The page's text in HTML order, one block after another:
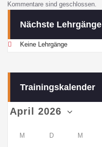
Kommentare sind geschlossen.
Nächste Lehrgänge
Keine Lehrgänge
Trainingskalender
M D M